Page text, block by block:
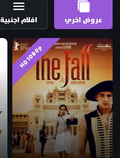
عروض اخري افلام اجنبية
HD 1080p